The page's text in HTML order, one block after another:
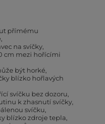
přímému
na svíčky
cm mezi hořícími
být horké
blízko hořlavých
svíčku bez dozoru
k zhasnutí svíčky
svíčku
blízko zdroje tepla